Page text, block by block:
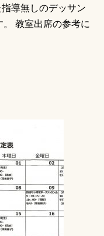
導無しのデッサン
教室出席の参考に